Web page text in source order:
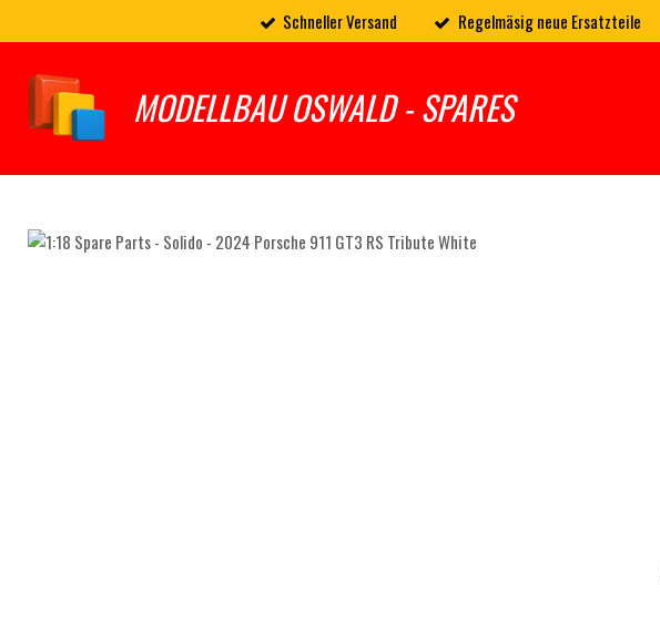
Hauptinhalt
springen
Schneller Versand Regelmäsig neue Ersatzteile
MODELLBAU OSWALD - SPARES